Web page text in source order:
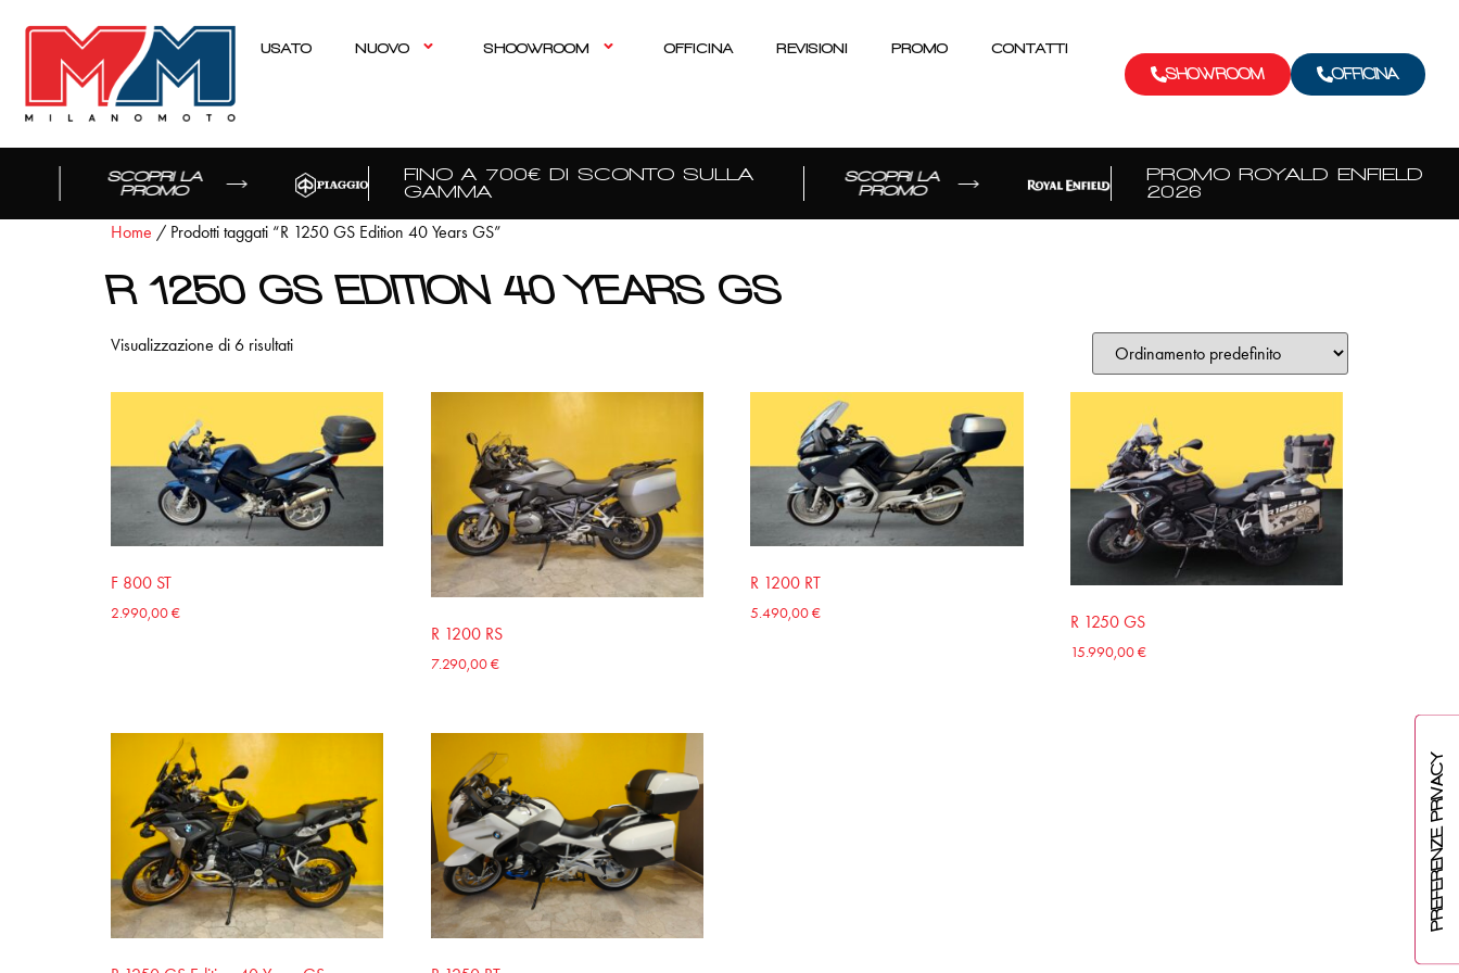
USATO NUOVO SHOOWROOM OFFICINA REVISIONI PROMO CONTATTI
SHOWROOM OFFICINA
SCOPRI LA
PROMO
FINO A 700€ DI SCONTO SULLA
GAMMA
SCOPRI LA
PROMO
PROMO ROYALD ENFIELD
2026
Home / Prodotti taggati “R 1250 GS Edition 40 Years GS”
R 1250 GS EDITION 40 YEARS GS
Visualizzazione di 6 risultati
F 800 ST
2.990,00€
R 1200 RS
7.290,00€
R 1200 RT
5.490,00€ R 1250 GS
15.990,00€